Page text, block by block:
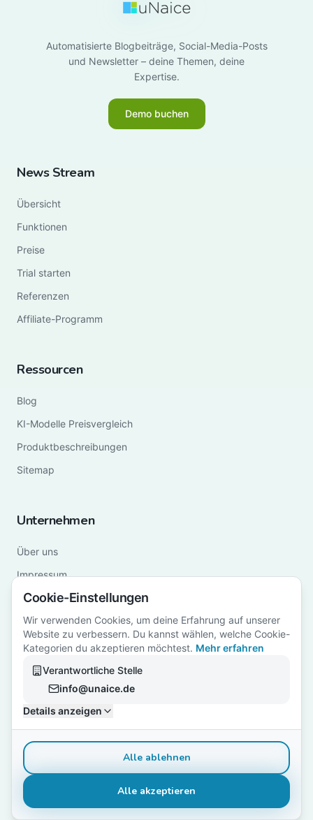
Cookie-Einstellungen
Wir verwenden Cookies, um deine Erfahrung auf unserer
Website zu verbessern. Du kannst wählen, welche Cookie-
Kategorien du akzeptieren möchtest. Mehr erfahren
Verantwortliche Stelle
info@unaice.de
Details anzeigen
Alle ablehnen
Alle akzeptieren
Automatisierte Blogbeiträge, Social-Media-Posts
und Newsletter – deine Themen, deine
Expertise.
Demo buchen
News Stream
Übersicht
Funktionen
Preise
Trial starten
Referenzen
Affiliate-Programm
Ressourcen
Blog
KI-Modelle Preisvergleich
Produktbeschreibungen
Sitemap
Unternehmen
Über uns
Impressum
Datenschutz
Gender-Hinweis
Weitere uNaice-Produkte:
DataNaicer
ContentNaicer
© 2026 News Stream by uNaice.
Alle Rechte vorbehalten